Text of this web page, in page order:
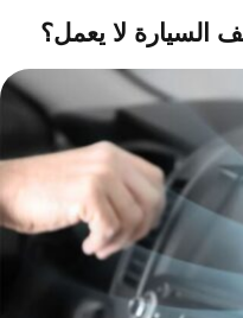
السيارة لا يعمل؟